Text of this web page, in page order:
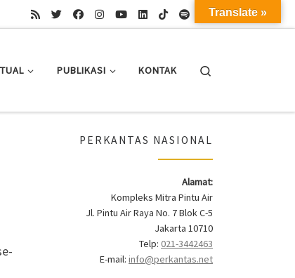
PUBLIKASI KONTAK
PERKANTAS NASIONAL
Alamat:
Kompleks Mitra Pintu Air
Jl. Pintu Air Raya No. 7 Blok C-5
Jakarta 10710
Telp: 021-3442463
E-mail: info@perkantas.net
Translate »